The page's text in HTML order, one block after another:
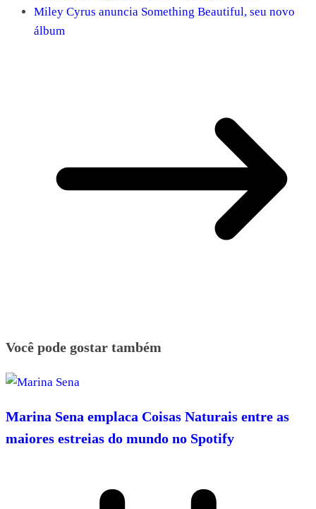
Miley Cyrus anuncia Something Beautiful, seu novo
álbum
Você pode gostar também
Marina Sena emplaca Coisas Naturais entre as
maiores estreias do mundo no Spotify